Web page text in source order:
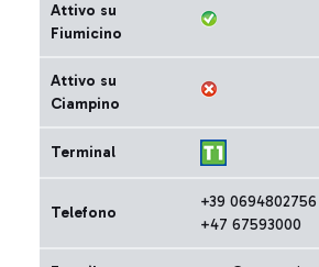
Attivo su
Fiumicino
Attivo su
Ciampino
Terminal
Telefono
+39 0694802756
+47 67593000